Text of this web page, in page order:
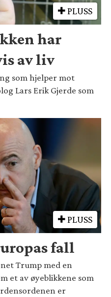
PLUSS
har
av liv
som hjelper mot
Lars Erik Gjerde som
PLUSS
fall
Trump med en
et av øyeblikkene som
er